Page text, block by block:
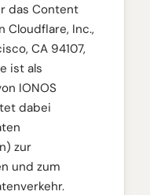
das Content
Cloudflare, Inc.,
CA 94107,
ist als
IONOS
dabei
zur
und zum